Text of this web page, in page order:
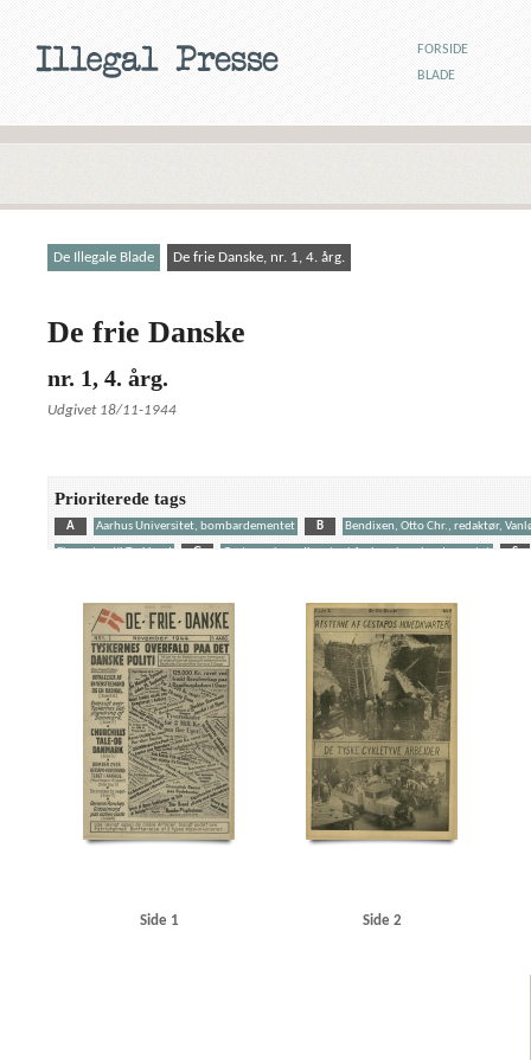
FORSIDE
BLADE
De Illegale Blade De frie Danske, nr. 1, 4. årg.
De frie Danske
nr. 1, 4. årg.
Udgivet 18/11-1944
Prioriterede tags
A Aarhus Universitet, bombardementet B
Bendixen, Otto Chr., redaktør,
Eksporten til Tyskland
G Gestapos hovedkvarter i Aarhus, bombardementet S
Aalborg Aarhus Aarhus Universitet Amerika Andersen, bankbud, Kbh.
Best, Werner
Bjerredahl, fru Buchenwald C Casino, biograf, Kbh.
Churchill, Winston
Clearingkontoen Dagmarhus Danmarks Frihedsraad
Fædrelandet
G Gribskov Grøndals Parkvej, Kbh.
Guslav-
Istedgade, Kbh.
J Jensen, Helman, Kbh. Johansen, Kbh.
Johansen, Kjeld,
Krieger, kaptajn, Helsingør
Kritisk Ugerevue Københavns Frihavn
Københavns
Markussen, Povl, assistent, Kbh. Modstandsbevægelsen, den danske
Odense Olsen, A., Kbh. Olsen, Niels, kunstmaler, Kbh. P
Pancke, Günther
Sandbæk, Harald, pastor
Schalburgkorpset Schwitzgebel, Eugen, Kriminalrat
Side 1 Side 2